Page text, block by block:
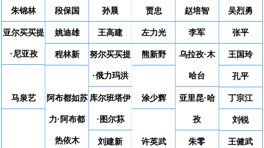
朱锦林 段保国 孙晨 贾忠 赵培智 吴烈勇
亚尔买买提
·尼亚孜
姚迪雄 王高建 左力光 李军 张平
程林新 努尔买买提
·俄力玛洪
熊新野 乌拉孜·木
哈台
王国玲
孔平
马泉艺 阿布都如苏
力·阿布都
热依木
库尔班塔伊
·图尔荪
涂少辉 亚里昆·哈
孜
丁宗江
刘锐
刘建新 许英武 朱零 王健武